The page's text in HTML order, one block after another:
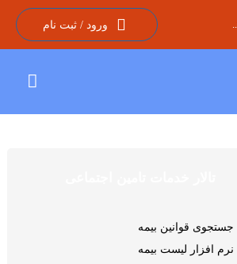
ورود / ثبت نام
جستجوی قوانین بیمه
نرم افزار لیست بیمه